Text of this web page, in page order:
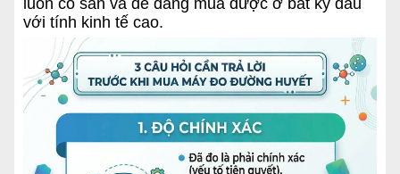
luôn có sẵn và dễ dàng mua được ở bất kỳ đâu
với tính kinh tế cao.